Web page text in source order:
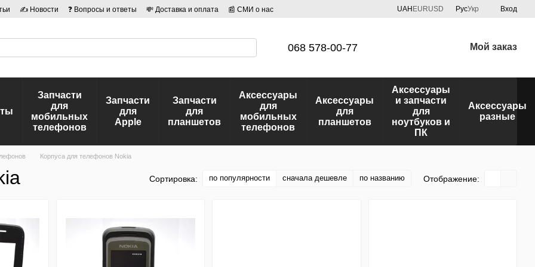
✍ Новости ❓ Вопросы и ответы 💸 Доставка и оплата
📰 СМИ о нас
UAH EURUSD РусУкр Вход
068 578-00-77 Мой заказ
Запчасти
для
мобильных
телефонов
Запчасти
для
Apple
Запчасти
для
планшетов
Аксессуары
для
мобильных
телефонов
Аксессуары
для
планшетов
Аксессуары
и запчасти
для
ноутбуков и
ПК
Аксессуары
разные
Корпуса для телефонов Nokia
Сортировка: по популярности сначала дешевле по названию Отображение: